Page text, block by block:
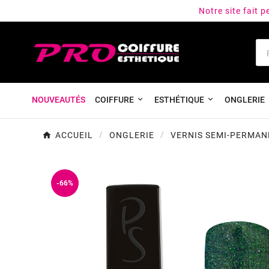
Notre site fait
NOUVEAUTÉS COIFFURE ESTHÉTIQUE ONGLERIE
ACCUEIL ONGLERIE VERNIS SEMI-
-66%